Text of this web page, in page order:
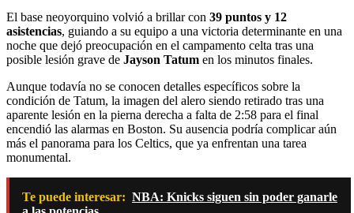
El base neoyorquino volvió a brillar con 39 puntos y 12
asistencias, guiando a su equipo a una victoria determinante en una
noche que dejó preocupación en el campamento celta tras una
posible lesión grave de Jayson Tatum en los minutos finales.
Aunque todavía no se conocen detalles específicos sobre la
condición de Tatum, la imagen del alero siendo retirado tras una
aparente lesión en la pierna derecha a falta de 2:58 para el final
encendió las alarmas en Boston. Su ausencia podría complicar aún
más el panorama para los Celtics, que ya enfrentan una tarea
monumental.
Te puede interesar: NBA: Knicks siguen sin poder ganarle